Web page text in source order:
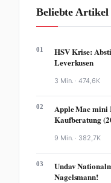
Beliebte Artikel
01
HSV Krise:
Leverkusen
3 Min. ·474,6K
02
Apple Mac mini
Kaufberatung
9 Min. · 382,7K
03
Undav
Nagelsmann!